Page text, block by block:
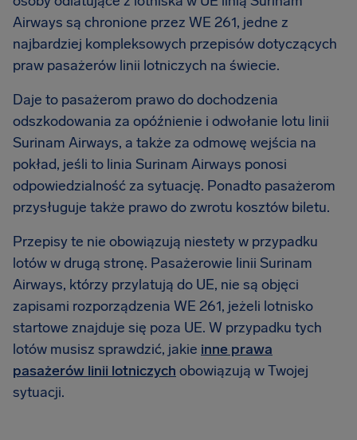
Airways są chronione przez WE 261, jedne z
najbardziej kompleksowych przepisów dotyczących
praw pasażerów linii lotniczych na świecie.
Daje to pasażerom prawo do dochodzenia
odszkodowania za opóźnienie i odwołanie lotu linii
Surinam Airways, a także za odmowę wejścia na
pokład, jeśli to linia Surinam Airways ponosi
odpowiedzialność za sytuację. Ponadto pasażerom
przysługuje także prawo do zwrotu kosztów biletu.
Przepisy te nie obowiązują niestety w przypadku
lotów w drugą stronę. Pasażerowie linii Surinam
Airways, którzy przylatują do UE, nie są objęci
zapisami rozporządzenia WE 261, jeżeli lotnisko
startowe znajduje się poza UE. W przypadku tych
lotów musisz sprawdzić, jakie inne prawa
pasażerów linii lotniczych obowiązują w Twojej
sytuacji.